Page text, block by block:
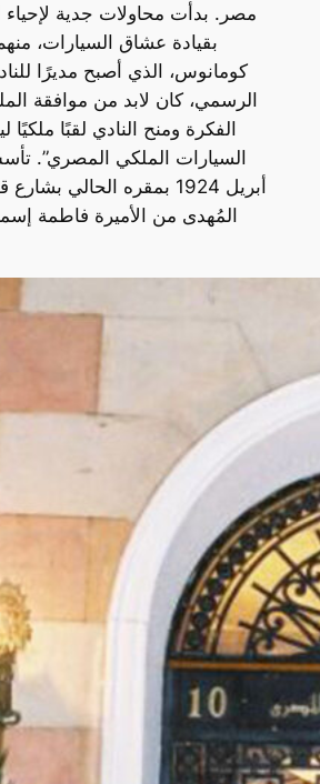
بقيادة عشاق السيارات،
كومانوس، الذي أصبح مديرًا
الرسمي، كان لابد من موافقة
الفكرة ومنح النادي لقبًا
أبريل 1924 بمقره الحالي
المُهدى من الأميرة فاطمة